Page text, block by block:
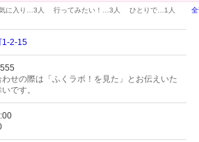
に入り… 3人 行ってみたい！… 3人 ひとりで… 1人
1-2-15
せの際は「ふくラボ！を見た」とお伝えいた
です。